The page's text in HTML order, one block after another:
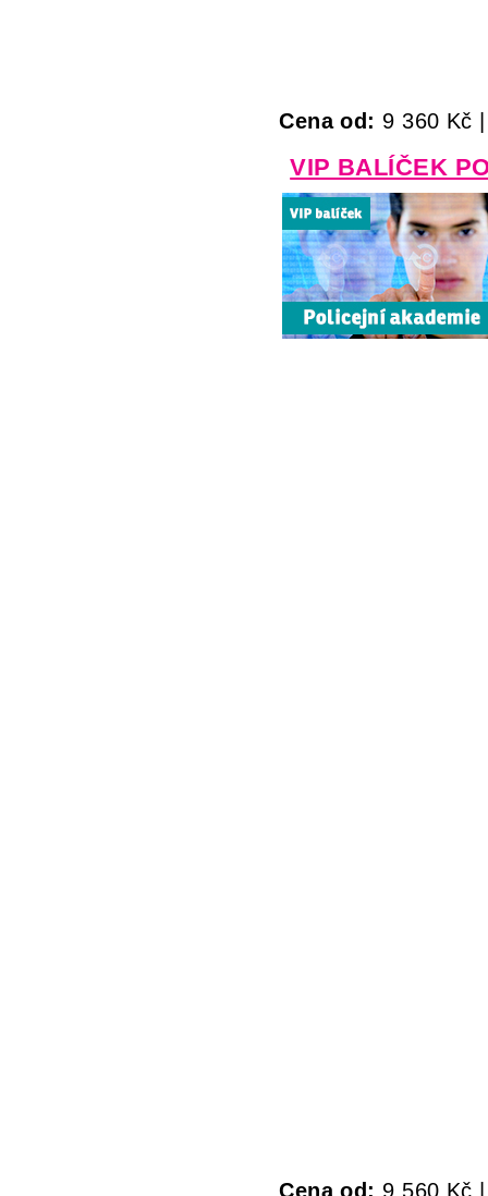
Cena od: 9 360 Kč
VIP BALÍČEK
Cena od: 9 560 Kč